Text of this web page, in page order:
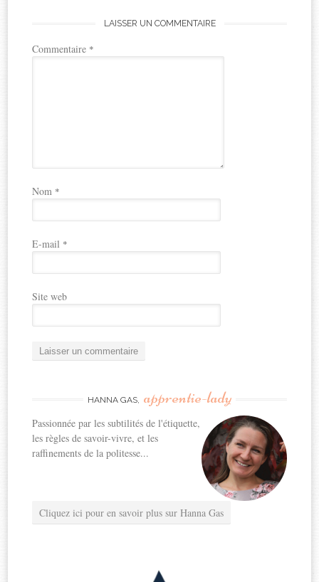
LAISSER UN COMMENTAIRE
Commentaire *
Nom *
E-mail *
Site web
HANNA GAS, apprentie-lady
Passionnée par les subtilités de l'étiquette,
les règles de savoir-vivre, et les
raffinements de la politesse...
Cliquez ici pour en savoir plus sur Hanna Gas